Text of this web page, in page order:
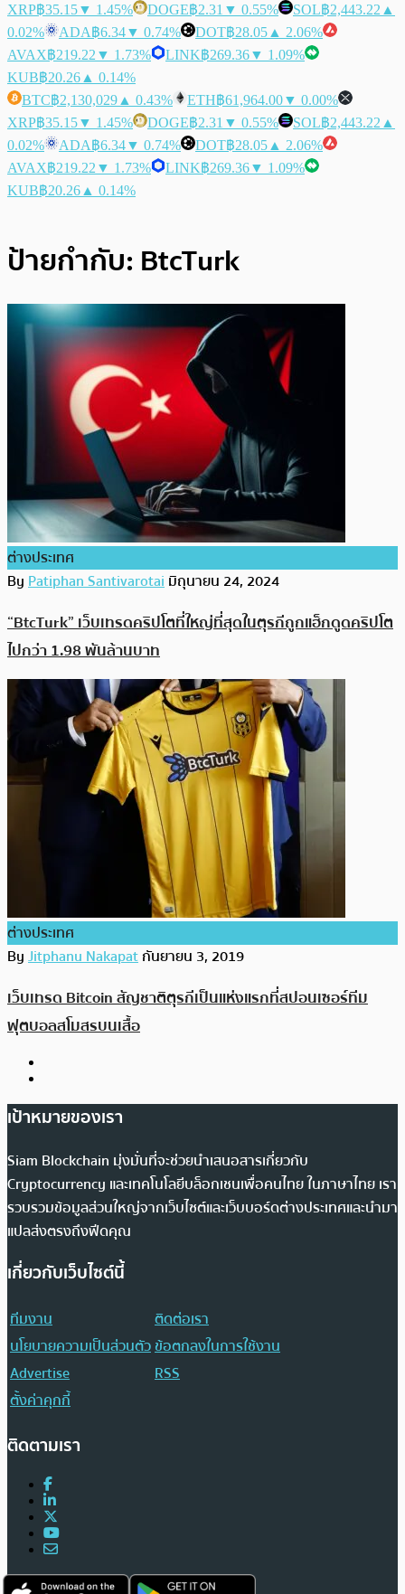
XRP฿35.15▼ 1.45% DOGE฿2.31 ▼ 0.55% SOL฿2,443.22 ▲
0.02%
ADA฿6.34▼ 0.74% DOT฿28.05 ▲ 2.06%
AVAX฿219.22 ▼ 1.73% LINK฿269.36▼ 1.09%
KUB฿20.26 ▲ 0.14%
BTC฿2,130,029 ▲ 0.43% ETH฿61,964.00▼ 0.00%
XRP฿35.15▼ 1.45% DOGE฿2.31 ▼ 0.55% SOL฿2,443.22 ▲
0.02%
ADA฿6.34▼ 0.74% DOT฿28.05 ▲ 2.06%
AVAX฿219.22 ▼ 1.73% LINK฿269.36▼ 1.09%
KUB฿20.26 ▲ 0.14%
ป้ายกำกับ: BtcTurk
ต่างประเทศ
ByPatiphan Santivarotaiมิถุนายน 24, 2024
“BtcTurk” เว็บเทรดคริปโตที่ใหญ่ที่สุดในตุรกีถูกแฮ็กดูดคริปโต
ไปกว่า 1.98 พันล้านบาท
ต่างประเทศ
ByJitphanu Nakapatกันยายน 3, 2019
เว็บเทรด Bitcoin สัญชาติตุรกีเป็นแห่งแรกที่สปอนเซอร์ทีม
ฟุตบอลสโมสรบนเสื้อ
เป้าหมายของเรา
Siam Blockchain มุ่งมั่นที่จะช่วยนำเสนอสารเกี่ยวกับ
Cryptocurrency และเทคโนโลยีบล็อกเชนเพื่อคนไทย ในภาษาไทย เรา
รวบรวมข้อมูลส่วนใหญ่จากเว็บไซต์และเว็บบอร์ดต่างประเทศและนำมา
แปลส่งตรงถึงฟีดคุณ
เกี่ยวกับเว็บไซต์นี้
ทีมงาน
ติดต่อเรา
นโยบายความเป็นส่วนตัวข้อตกลงในการใช้งาน
Advertise
RSS
ตั้งค่าคุกกี้
ติดตามเรา